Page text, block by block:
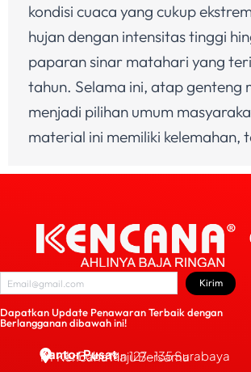
kondisi cuaca yang cukup
hujan dengan intensitas tinggi
paparan sinar matahari yang
tahun. Selama ini, atap genteng
menjadi pilihan umum
material ini memiliki kelemahan,
Dapatkan Update Penawaran Terbaik dengan
Berlangganan dibawah ini!
Kirim
Kantor Pusat
PT Kencana Maju Bersama
JL. Bubutan 127-135 Surabaya